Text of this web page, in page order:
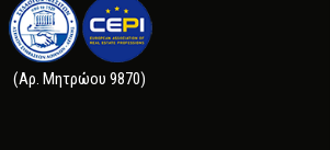
(Αρ. Μητρώου 9870)